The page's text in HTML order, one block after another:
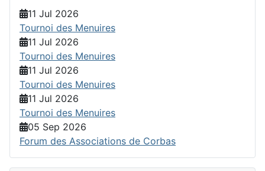
11 Jul 2026
Tournoi des Menuires
11 Jul 2026
Tournoi des Menuires
11 Jul 2026
Tournoi des Menuires
11 Jul 2026
Tournoi des Menuires
05 Sep 2026
Forum des Associations de Corbas